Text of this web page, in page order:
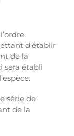
d’établir
de la
sera établi
série de
de la